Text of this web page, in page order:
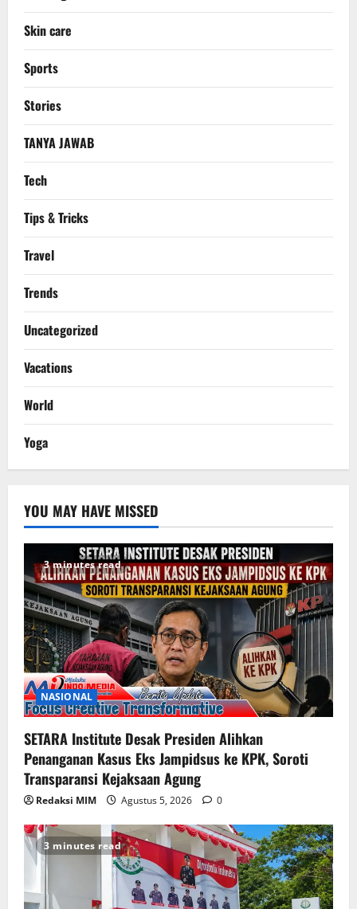
Skin care
Sports
Stories
TANYA JAWAB
Tech
Tips & Tricks
Travel
Trends
Uncategorized
Vacations
World
Yoga
YOU MAY HAVE MISSED
3 minutes read
NASIONAL
SETARA Institute Desak Presiden Alihkan
Penanganan Kasus Eks Jampidsus ke KPK, Soroti
Transparansi Kejaksaan Agung
Redaksi MIM Agustus 5, 2026 0
3 minutes read